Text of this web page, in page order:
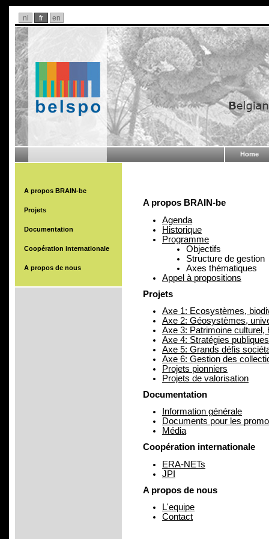
nl fr en
Home
A propos BRAIN-be
Projets
Documentation
Coopération internationale
A propos de nous
A propos BRAIN-be
Agenda
Historique
Programme
Objectifs
Structure de gestion
Axes thématiques
Appel à propositions
Projets
Axe 1: Ecosystèmes,
Axe 2: Géosystèmes,
Axe 3: Patrimoine culturel,
Axe 4: Stratégies
Axe 5: Grands défis
Axe 6: Gestion des
Projets pionniers
Projets de valorisation
Documentation
Information générale
Documents pour les
Média
Coopération internationale
ERA-NETs
JPI
A propos de nous
L'equipe
Contact